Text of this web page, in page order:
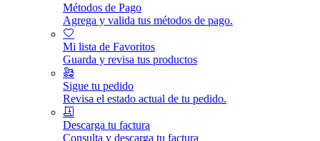
Métodos de Pago
Agrega y valida tus métodos de pago.
Mi lista de Favoritos
Guarda y revisa tus productos
Sigue tu pedido
Revisa el estado actual de tu pedido.
Descarga tu factura
Consulta y descarga tu factura